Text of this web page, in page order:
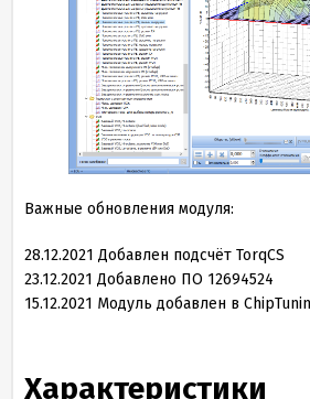
Важные обновления модуля:
28.12.2021 Добавлен подсчёт TorqCS
23.12.2021 Добавлено ПО 12694524
15.12.2021 Модуль добавлен в
Характеристики